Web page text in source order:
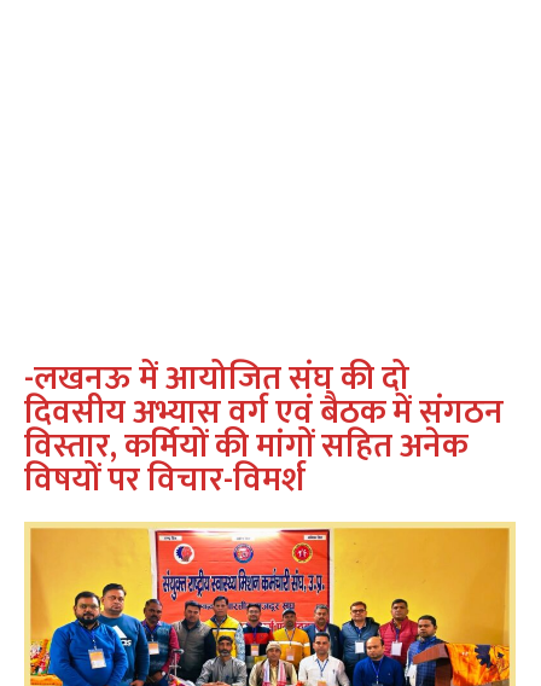
-लखनऊ में आयोजित संघ की दो
दिवसीय अभ्यास वर्ग एवं बैठक में संगठन
विस्तार, कर्मियों की मांगों सहित अनेक
विषयों पर विचार-विमर्श